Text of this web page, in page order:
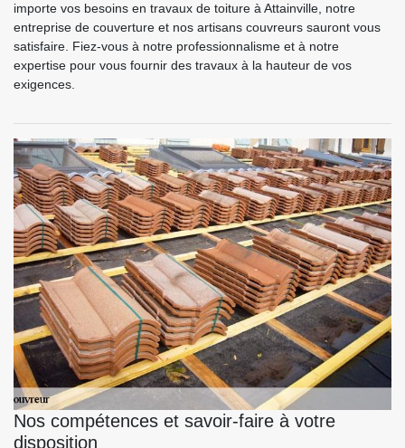
importe vos besoins en travaux de toiture à Attainville, notre
entreprise de couverture et nos artisans couvreurs sauront vous
satisfaire. Fiez-vous à notre professionnalisme et à notre
expertise pour vous fournir des travaux à la hauteur de vos
exigences.
Nos compétences et savoir-faire à votre
disposition